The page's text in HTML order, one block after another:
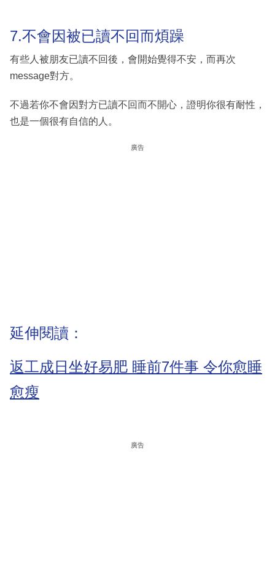
7.不會因被已讀不回而煩躁
有些人被朋友已讀不回後，會開始覺得不安，而再次
message對方。
不過若你不會因對方已讀不回而不開心，證明你很有耐性，
也是一個很有自信的人。
廣告
延伸閱讀：
返工成日坐好易肥 睡前7件事 令你愈睡
愈瘦
廣告